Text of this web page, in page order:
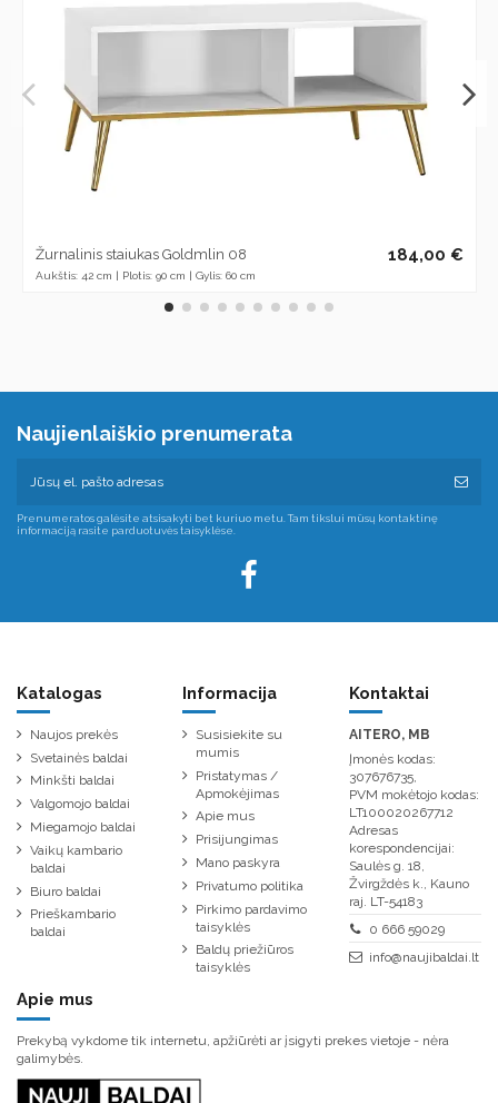
Žurnalinis staiukas Goldmlin 08
Aukštis: 42 cm | Plotis: 90 cm | Gylis: 60 cm
184,00 €
Naujienlaiškio prenumerata
Prenumeratos galėsite atsisakyti bet kuriuo metu. Tam tikslui mūsų kontaktinę
informaciją rasite parduotuvės taisyklėse.
Katalogas
Naujos prekės
Svetainės baldai
Minkšti baldai
Valgomojo baldai
Miegamojo baldai
Vaikų kambario
baldai
Biuro baldai
Prieškambario
baldai
Informacija
Susisiekite su
mumis
Pristatymas /
Apmokėjimas
Apie mus
Prisijungimas
Mano paskyra
Privatumo politika
Pirkimo pardavimo
taisyklės
Baldų priežiūros
taisyklės
Kontaktai
AITERO, MB
Įmonės kodas:
307676735,
PVM mokėtojo kodas:
LT100020267712
Adresas
korespondencijai:
Saulės g. 18,
Žvirgždės k., Kauno
raj. LT-54183
0 666 59029
info@naujibaldai.lt
Apie mus
Prekybą vykdome tik internetu, apžiūrėti ar įsigyti prekes vietoje - nėra
galimybės.